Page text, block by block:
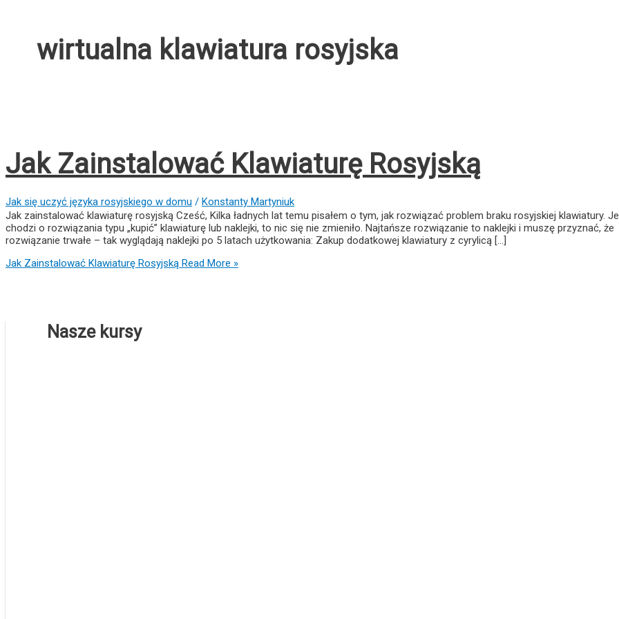
wirtualna klawiatura rosyjska
Jak Zainstalować Klawiaturę Rosyjską
Jak się uczyć języka rosyjskiego w domu / Konstanty Martyniuk
Jak zainstalować klawiaturę rosyjską Cześć, Kilka ładnych lat temu pisałem o tym, jak rozwiązać problem braku rosyjskiej klawiatury.
chodzi o rozwiązania typu „kupić” klawiaturę lub naklejki, to nic się nie zmieniło. Najtańsze rozwiązanie to naklejki i muszę przyznać, że
rozwiązanie trwałe – tak wyglądają naklejki po 5 latach użytkowania: Zakup dodatkowej klawiatury z cyrylicą [...]
Jak Zainstalować Klawiaturę Rosyjską Read More »
Nasze kursy